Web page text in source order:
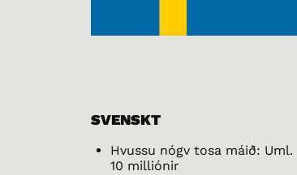
SVENSKT
Hvussu nógv tosa máið: Uml.
10 milliónir